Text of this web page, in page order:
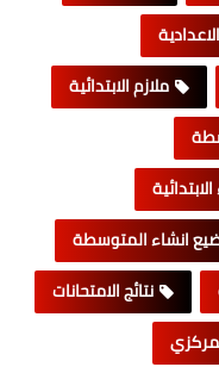
ملازم الابتدائية
انشاء المتوسطة
نتائج الامتحانات